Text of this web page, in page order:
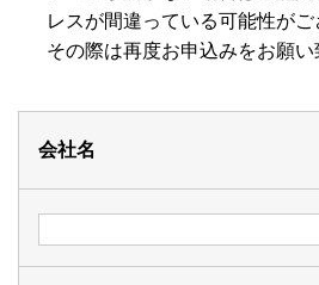
レスが間違っている可能性がご
その際は再度お申込みをお願い
会社名